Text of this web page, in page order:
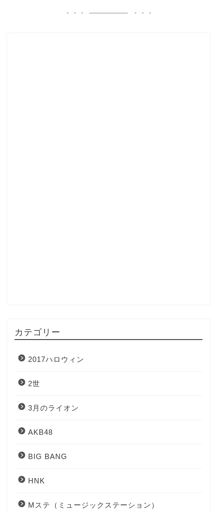
カテゴリー
2017ハロウィン
2世
3月のライオン
AKB48
BIG BANG
HNK
Mステ（ミュージックステーション）